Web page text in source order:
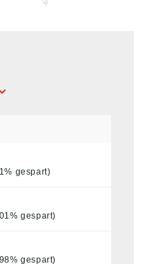
gespart)
gespart)
gespart)